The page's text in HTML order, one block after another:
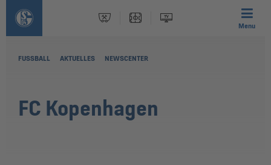
Menu
FUSSBALL AKTUELLES NEWSCENTER
FC Kopenhagen